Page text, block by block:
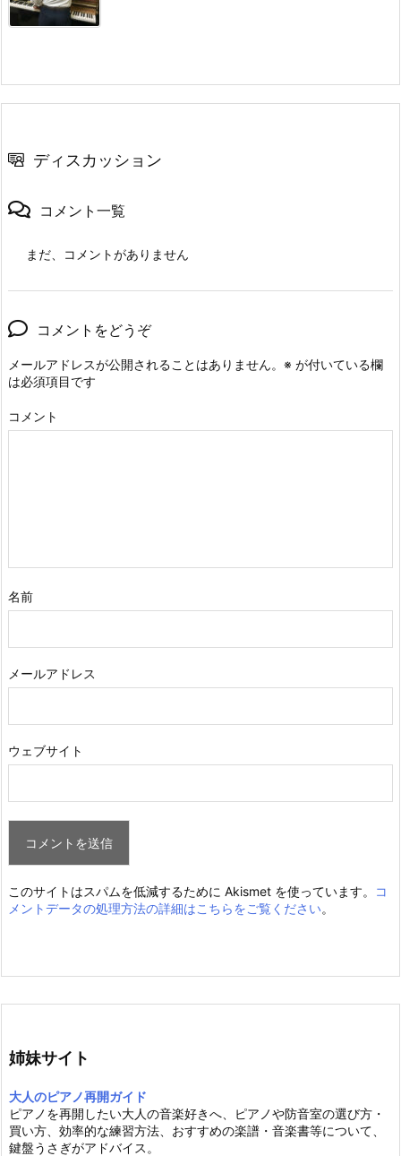
ディスカッション
コメント一覧
まだ、コメントがありません
コメントをどうぞ
メールアドレスが公開されることはありません。 ※ が付いている欄
は必須項目です
コメント
名前
メールアドレス
ウェブサイト
このサイトはスパムを低減するために Akismet を使っています。
コ
メントデータの処理方法の詳細はこちらをご覧ください。
姉妹サイト
大人のピアノ再開ガイド
ピアノを再開したい大人の音楽好きへ、ピアノや防音室の選び方・
買い方、効率的な練習方法、おすすめの楽譜・音楽書等について、
鍵盤うさぎがアドバイス。